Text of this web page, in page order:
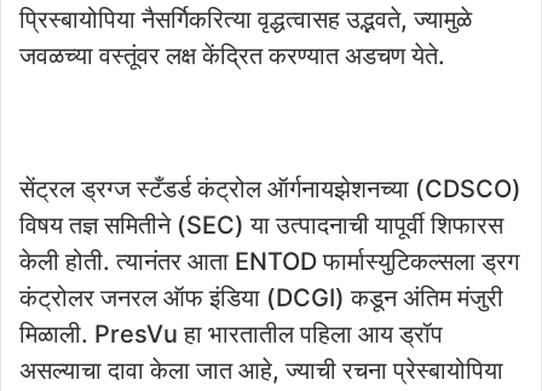
प्रिस्बायोपिया नैसर्गिकरित्या वृद्धत्वासह उद्भवते, ज्यामुळे
जवळच्या वस्तूंवर लक्ष केंद्रित करण्यात अडचण येते.
सेंट्रल ड्रग्ज स्टँडर्ड कंट्रोल ऑर्गनायझेशनच्या (CDSCO)
विषय तज्ञ समितीने (SEC) या उत्पादनाची यापूर्वी शिफारस
केली होती. त्यानंतर आता ENTOD फार्मास्युटिकल्सला ड्रग
कंट्रोलर जनरल ऑफ इंडिया (DCGI) कडून अंतिम मंजुरी
मिळाली. PresVu हा भारतातील पहिला आय ड्रॉप
असल्याचा दावा केला जात आहे, ज्याची रचना प्रेस्बायोपिया